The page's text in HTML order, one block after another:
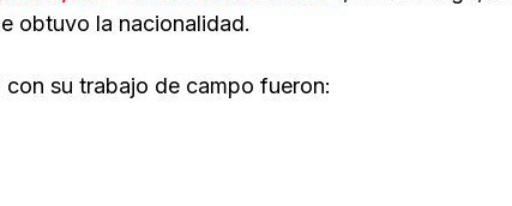
obtuvo la nacionalidad.
su trabajo de campo fueron: